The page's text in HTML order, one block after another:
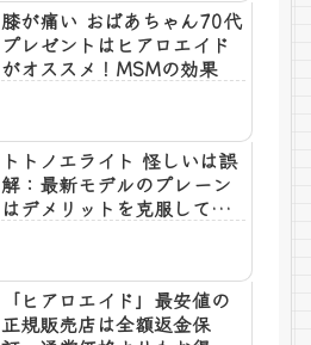
膝が痛い おばあちゃん70代
プレゼントはヒアロエイド
がオススメ！MSMの効果
トトノエライト 怪しいは誤
解：最新モデルのプレーン
はデメリットを克服して登
「ヒアロエイド」最安値の
正規販売店は全額返金保